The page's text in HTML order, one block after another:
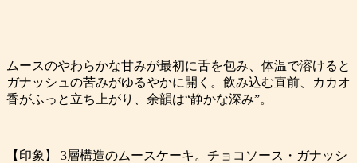
ムースのやわらかな甘みが最初に舌を包み、体温で溶けると
ガナッシュの苦みがゆるやかに開く。飲み込む直前、カカオ
香がふっと立ち上がり、余韻は“静かな深み”。
【印象】 3層構造のムースケーキ。チョコソース・ガナッシ